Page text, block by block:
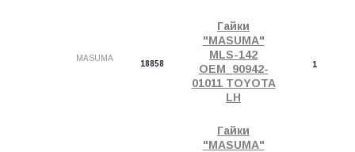
MASUMA
18858
Гайки
"MASUMA"
MLS-142
OEM_90942-
01011 TOYOTA
LH
1
Гайки
"MASUMA"